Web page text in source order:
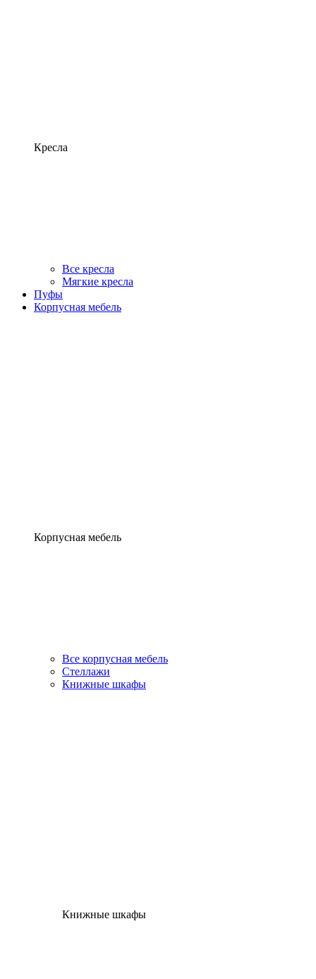
Кресла
Все кресла
Мягкие кресла
Пуфы
Корпусная мебель
Корпусная мебель
Все корпусная мебель
Стеллажи
Книжные шкафы
Книжные шкафы